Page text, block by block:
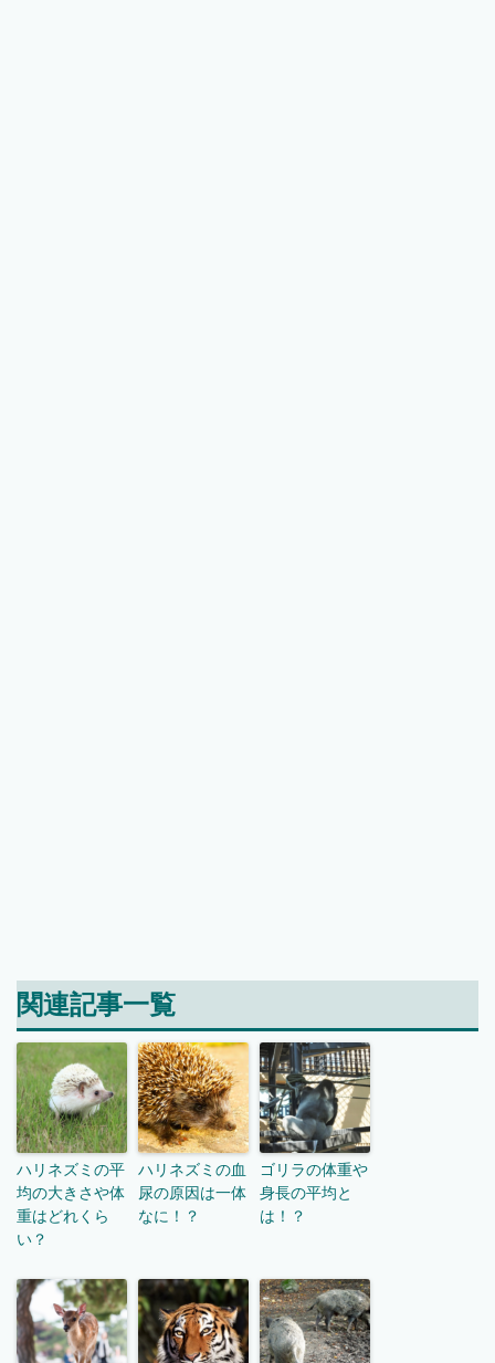
関連記事一覧
ハリネズミの平
均の大きさや体
重はどれくら
い？
ハリネズミの血
尿の原因は一体
なに！？
ゴリラの体重や
身長の平均と
は！？